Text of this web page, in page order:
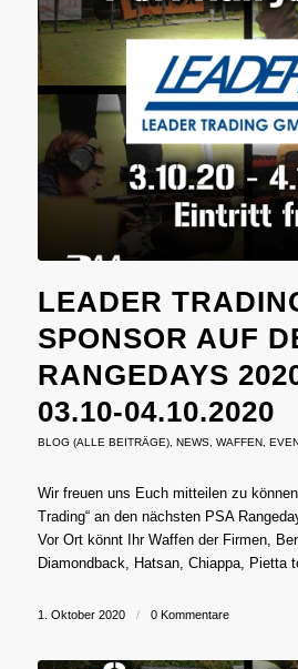
LEADER
SPONSOR AUF
RANGEDAYS
03.10-04.10.2020
BLOG (ALLE BEITRÄGE), NEWS, WAFFEN,
Wir freuen uns Euch mitteilen zu
Trading“ an den nächsten PSA
Vor Ort könnt Ihr Waffen der Firmen,
Diamondback, Hatsan, Chiappa, Pietta
1. Oktober 2020 / 0 Kommentare